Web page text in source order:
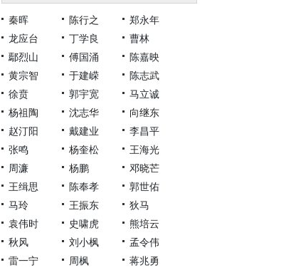
秦晖 陈行之
郑永年
龙应台
丁学良
曹林
鄢烈山
傅国涌
陈嘉映
黄宗智
于建嵘
陈志武
徐贲
郭宇宽
马立诚
杨祖陶
沈志华
向继东
赵汀阳
戴建业
李昌平
张鸣
杨奎松
王海光
周濂
杨鹏
邓晓芒
王缉思
陈奉孝
郭世佑
马玲
王振东
狄马
袁伟时
史啸虎
熊培云
秋风
刘小枫
孟令伟
雷一宁
周枫
蒋兆勇